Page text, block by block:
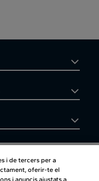
i de tercers per a
oferir-te el
i anuncis ajustats a